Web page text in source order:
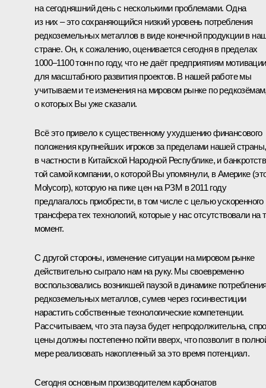
на сегодняшний день с несколькими проблемами. Одна
из них – это сохраняющийся низкий уровень потребления
редкоземельных металлов в виде конечной продукции в
стране. Он, к сожалению, оценивается сегодня в пределах
1000–1100 тонн по году, что не даёт предприятиям мотивации
для масштабного развития проектов. В нашей работе мы
учитываем и те изменения на мировом рынке по
о которых Вы уже сказали.
Всё это привело к существенному ухудшению финансового
положения крупнейших игроков за пределами нашей страны,
в частности в Китайской Народной Республике, и
той самой компании, о которой Вы упомянули, в Америке
Molycorp), которую на пике цен на РЗМ в 2011 году
предлагалось приобрести, в том числе с целью ускоренного
трансфера тех технологий, которые у нас отсутствовали на
момент.
С другой стороны, изменение ситуации на мировом рынке
действительно сыграло нам на руку. Мы своевременно
воспользовались возникшей паузой в динамике
редкоземельных металлов, сумев через госинвестиции
нарастить собственные технологические компетенции.
Рассчитываем, что эта пауза будет непродолжительна,
цены должны постепенно пойти вверх, что позволит в
мере реализовать накопленный за это время потенциал.
Сегодня основным производителем карбонатов